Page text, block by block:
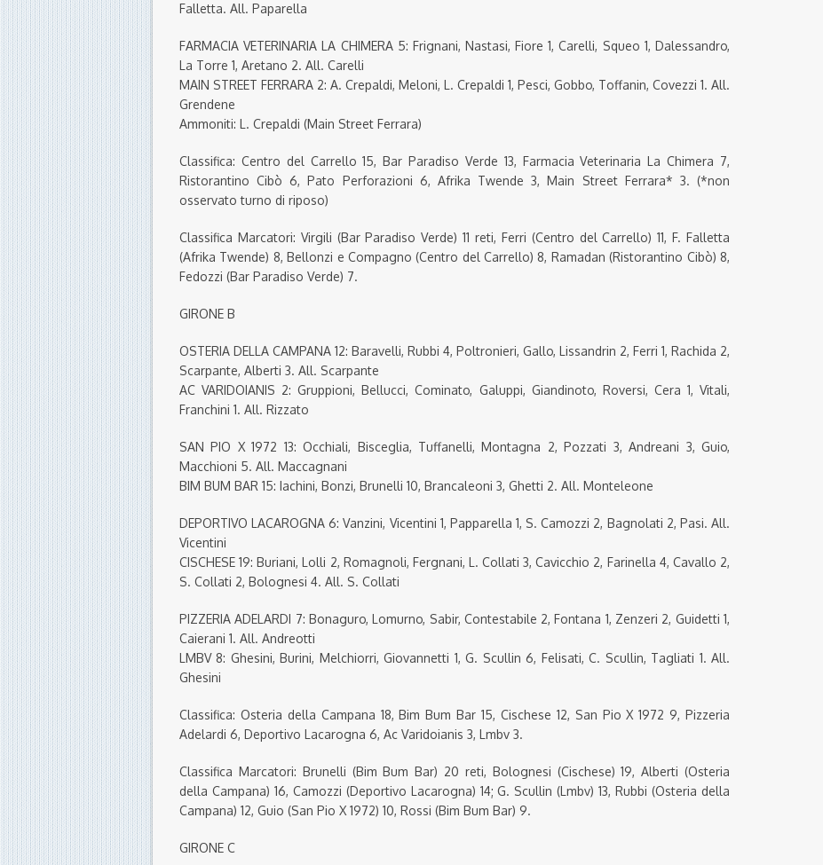
Falletta. All. Paparella
FARMACIA VETERINARIA LA CHIMERA 5: Frignani, Nastasi, Fiore 1, Carelli, Squeo 1, Dalessandro,
La Torre 1, Aretano 2. All. Carelli
MAIN STREET FERRARA 2: A. Crepaldi, Meloni, L. Crepaldi 1, Pesci, Gobbo, Toffanin, Covezzi 1. All.
Grendene
Ammoniti: L. Crepaldi (Main Street Ferrara)
Classifica: Centro del Carrello 15, Bar Paradiso Verde 13, Farmacia Veterinaria La Chimera 7,
Ristorantino Cibò 6, Pato Perforazioni 6, Afrika Twende 3, Main Street Ferrara* 3. (*non
osservato turno di riposo)
Classifica Marcatori: Virgili (Bar Paradiso Verde) 11 reti, Ferri (Centro del Carrello) 11, F. Falletta
(Afrika Twende) 8, Bellonzi e Compagno (Centro del Carrello) 8, Ramadan (Ristorantino Cibò) 8,
Fedozzi (Bar Paradiso Verde) 7.
GIRONE B
OSTERIA DELLA CAMPANA 12: Baravelli, Rubbi 4, Poltronieri, Gallo, Lissandrin 2, Ferri 1, Rachida 2,
Scarpante, Alberti 3. All. Scarpante
AC VARIDOIANIS 2: Gruppioni, Bellucci, Cominato, Galuppi, Giandinoto, Roversi, Cera 1, Vitali,
Franchini 1. All. Rizzato
SAN PIO X 1972 13: Occhiali, Bisceglia, Tuffanelli, Montagna 2, Pozzati 3, Andreani 3, Guio,
Macchioni 5. All. Maccagnani
BIM BUM BAR 15: Iachini, Bonzi, Brunelli 10, Brancaleoni 3, Ghetti 2. All. Monteleone
DEPORTIVO LACAROGNA 6: Vanzini, Vicentini 1, Papparella 1, S. Camozzi 2, Bagnolati 2, Pasi. All.
Vicentini
CISCHESE 19: Buriani, Lolli 2, Romagnoli, Fergnani, L. Collati 3, Cavicchio 2, Farinella 4, Cavallo 2,
S. Collati 2, Bolognesi 4. All. S. Collati
PIZZERIA ADELARDI 7: Bonaguro, Lomurno, Sabir, Contestabile 2, Fontana 1, Zenzeri 2, Guidetti 1,
Caierani 1. All. Andreotti
LMBV 8: Ghesini, Burini, Melchiorri, Giovannetti 1, G. Scullin 6, Felisati, C. Scullin, Tagliati 1. All.
Ghesini
Classifica: Osteria della Campana 18, Bim Bum Bar 15, Cischese 12, San Pio X 1972 9, Pizzeria
Adelardi 6, Deportivo Lacarogna 6, Ac Varidoianis 3, Lmbv 3.
Classifica Marcatori: Brunelli (Bim Bum Bar) 20 reti, Bolognesi (Cischese) 19, Alberti (Osteria
della Campana) 16, Camozzi (Deportivo Lacarogna) 14; G. Scullin (Lmbv) 13, Rubbi (Osteria della
Campana) 12, Guio (San Pio X 1972) 10, Rossi (Bim Bum Bar) 9.
GIRONE C